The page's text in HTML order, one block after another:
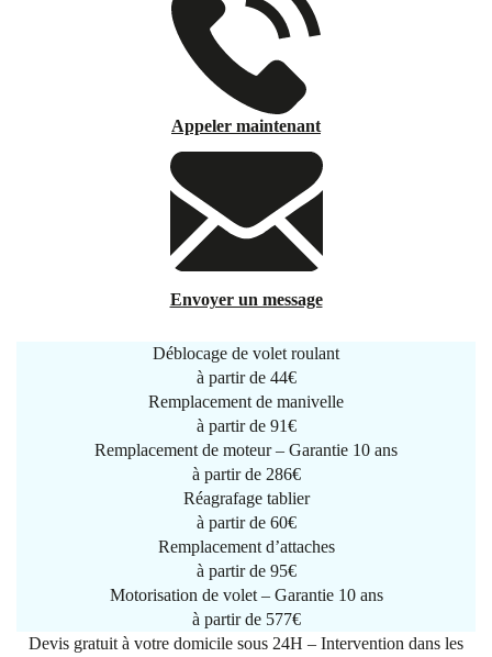
Appeler maintenant
Envoyer un message
Déblocage de volet roulant
à partir de 44€
Remplacement de manivelle
à partir de 91€
Remplacement de moteur – Garantie 10 ans
à partir de 286€
Réagrafage tablier
à partir de 60€
Remplacement d’attaches
à partir de 95€
Motorisation de volet – Garantie 10 ans
à partir de 577€
Devis gratuit à votre domicile sous 24H – Intervention dans les